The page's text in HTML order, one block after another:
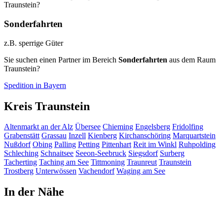
Traunstein?
Sonderfahrten
z.B. sperrige Güter
Sie suchen einen Partner im Bereich Sonderfahrten aus dem Raum
Traunstein?
Spedition in Bayern
Kreis Traunstein
Altenmarkt an der Alz Übersee Chieming Engelsberg Fridolfing
Grabenstätt Grassau Inzell Kienberg Kirchanschöring Marquartstein
Nußdorf Obing Palling Petting Pittenhart Reit im Winkl Ruhpolding
Schleching Schnaitsee Seeon-Seebruck Siegsdorf Surberg
Tacherting Taching am See Tittmoning Traunreut Traunstein
Trostberg Unterwössen Vachendorf Waging am See
In der Nähe